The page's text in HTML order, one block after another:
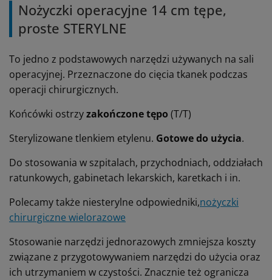
Nożyczki operacyjne 14 cm tępe,
proste STERYLNE
To jedno z podstawowych narzędzi używanych na sali
operacyjnej. Przeznaczone do cięcia tkanek podczas
operacji chirurgicznych.
Końcówki ostrzyzakończone tępo (T/T)
Sterylizowane tlenkiem etylenu. Gotowe do użycia.
Do stosowania w szpitalach, przychodniach, oddziałach
ratunkowych, gabinetach lekarskich, karetkach i in.
Polecamy także niesterylne odpowiedniki,nożyczki
chirurgiczne wielorazowe
Stosowanie narzędzi jednorazowych zmniejsza koszty
związane z przygotowywaniem narzędzi do użycia oraz
ich utrzymaniem w czystości. Znacznie też ogranicza